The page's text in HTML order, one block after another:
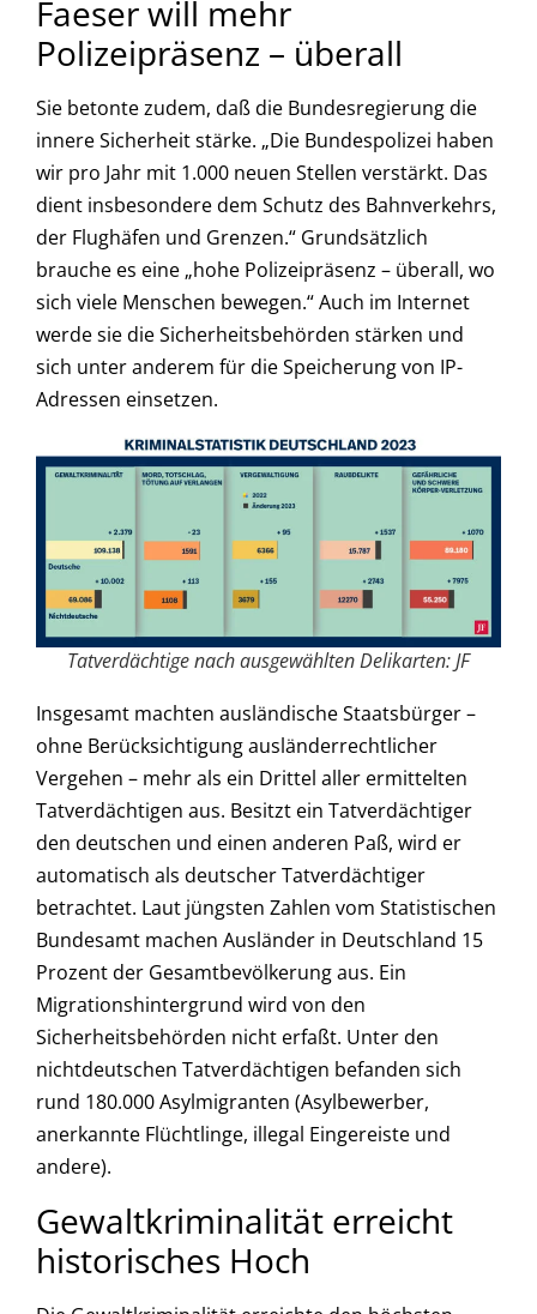
Faeser will mehr
Polizeipräsenz – überall
Sie betonte zudem, daß die Bundesregierung die
innere Sicherheit stärke. „Die Bundespolizei haben
wir pro Jahr mit 1.000 neuen Stellen verstärkt. Das
dient insbesondere dem Schutz des Bahnverkehrs,
der Flughäfen und Grenzen.“ Grundsätzlich
brauche es eine „hohe Polizeipräsenz – überall, wo
sich viele Menschen bewegen.“ Auch im Internet
werde sie die Sicherheitsbehörden stärken und
sich unter anderem für die Speicherung von IP-
Adressen einsetzen.
Tatverdächtige nach ausgewählten Delikarten: JF
Insgesamt machten ausländische Staatsbürger –
ohne Berücksichtigung ausländerrechtlicher
Vergehen – mehr als ein Drittel aller ermittelten
Tatverdächtigen aus. Besitzt ein Tatverdächtiger
den deutschen und einen anderen Paß, wird er
automatisch als deutscher Tatverdächtiger
betrachtet. Laut jüngsten Zahlen vom Statistischen
Bundesamt machen Ausländer in Deutschland 15
Prozent der Gesamtbevölkerung aus. Ein
Migrationshintergrund wird von den
Sicherheitsbehörden nicht erfaßt. Unter den
nichtdeutschen Tatverdächtigen befanden sich
rund 180.000 Asylmigranten (Asylbewerber,
anerkannte Flüchtlinge, illegal Eingereiste und
andere).
Gewaltkriminalität erreicht
historisches Hoch